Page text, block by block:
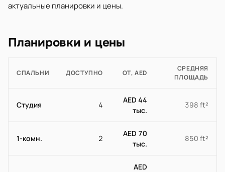
актуальные планировки и цены.
Планировки и цены
СПАЛЬНИ ДОСТУПНО ОТ, AED
СРЕДНЯЯ
ПЛОЩАДЬ
Студия 4
AED 44
тыс.
398 ft²
1-комн. 2
AED 70
тыс.
850 ft²
AED